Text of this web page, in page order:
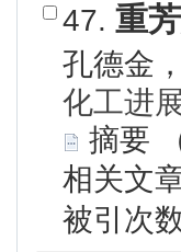
47. 重
孔德金
化工进
摘要
相关文
被引次